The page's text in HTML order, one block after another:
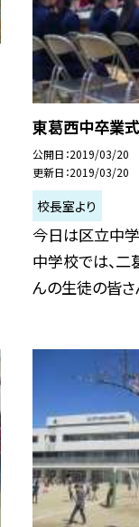
東葛西中卒業式
公開日 2019/03/20
更新日 2019/03/20
校長室より
今日は区立中
中学校では、二
んの生徒の皆さ